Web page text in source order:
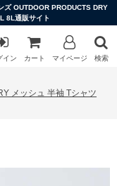
ズ OUTDOOR PRODUCTS DRY
8L通販サイト
イン カート マイページ 検索
メッシュ 半袖 Tシャツ